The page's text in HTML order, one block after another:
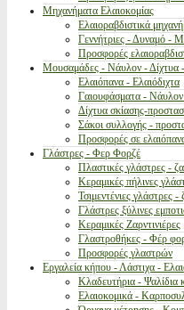
Μηχανήματα Ελαιοκομίας
Ελαιοραβδιστικά
Γεννήτριες - Δυναμό -
Προσφορές
Μουσαμάδες - Νάυλον - Δίχτυα
Ελαιόπανα - Ελαιόδιχτα
Γαιουφάσματα -
Δίχτυα σκίασης-
Σάκοι συλλογής -
Προσφορές σε
Γλάστρες - Φερ Φορζέ
Πλαστικές γλάστρες -
Κεραμικές πήλινες
Τσιμεντένιες γλάστρες -
Γλάστρες ξύλινες
Κεραμικές Ζαρντινιέρες
Γλαστροθήκες - Φέρ
Προσφορές γλαστρών
Εργαλεία κήπου - Λάστιχα -
Κλαδευτήρια - Ψαλίδια
Ελαιοκομικά -